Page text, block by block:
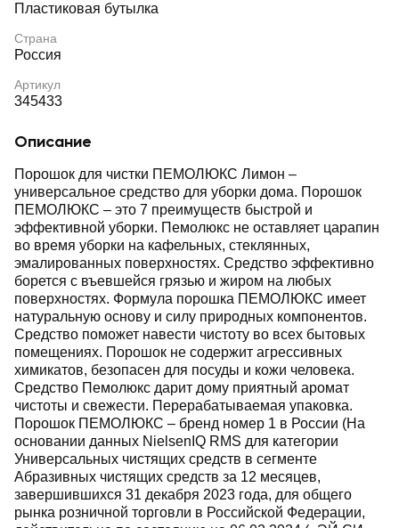
Пластиковая бутылка
Страна
Россия
Артикул
345433
Описание
Порошок для чистки ПЕМОЛЮКС Лимон ‒
универсальное средство для уборки дома. Порошок
ПЕМОЛЮКС ‒ это 7 преимуществ быстрой и
эффективной уборки. Пемолюкс не оставляет царапин
во время уборки на кафельных, стеклянных,
эмалированных поверхностях. Средство эффективно
борется с въевшейся грязью и жиром на любых
поверхностях. Формула порошка ПЕМОЛЮКС имеет
натуральную основу и силу природных компонентов.
Средство поможет навести чистоту во всех бытовых
помещениях. Порошок не содержит агрессивных
химикатов, безопасен для посуды и кожи человека.
Средство Пемолюкс дарит дому приятный аромат
чистоты и свежести. Перерабатываемая упаковка.
Порошок ПЕМОЛЮКС – бренд номер 1 в России (На
основании данных NielsenIQ RMS для категории
Универсальных чистящих средств в сегменте
Абразивных чистящих средств за 12 месяцев,
завершившихся 31 декабря 2023 года, для общего
рынка розничной торговли в Российской Федерации,